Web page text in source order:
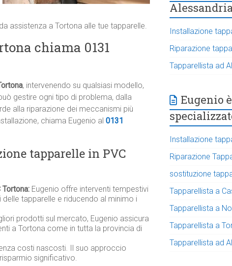
assistenza a Tortona alle tue tapparelle.
chiama 0131
, intervenendo su qualsiasi modello,
gestire ogni tipo di problema, dalla
alla riparazione dei meccanismi più
chiama Eugenio al 0131
tapparelle in PVC
Eugenio offre interventi tempestivi
tapparelle e riducendo al minimo i
prodotti sul mercato, Eugenio assicura
a Tortona come in tutta la provincia di
costi nascosti. Il suo approccio
significativo.
Installazione
Riparazione
Tapparellista ad
Eugenio
Installazione
Riparazione
sostituzione
Tapparellista a
Tapparellista a
Tapparellista a
Tapparellista ad